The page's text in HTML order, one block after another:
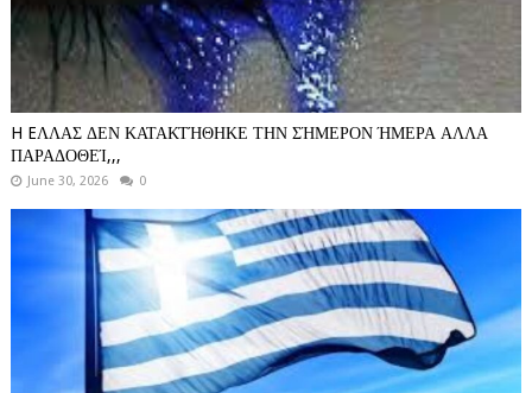
H EΛΛΑΣ ΔΕΝ ΚΑΤΑΚΤΉΘΗΚΕ ΤΗΝ ΣΉΜΕΡΟΝ ΉΜΕΡΑ ΑΛΛΑ
ΠΑΡΑΔΟΘΕΊ,,,
June 30, 2026 0